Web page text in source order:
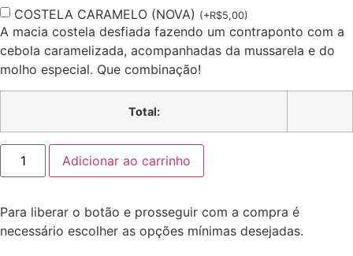
COSTELA CARAMELO (NOVA) (+R$5,00)
A macia costela desfiada fazendo um contraponto com a
cebola caramelizada, acompanhadas da mussarela e do
molho especial. Que combinação!
Total:
Adicionar ao carrinho
Para liberar o botão e prosseguir com a compra é
necessário escolher as opções mínimas desejadas.